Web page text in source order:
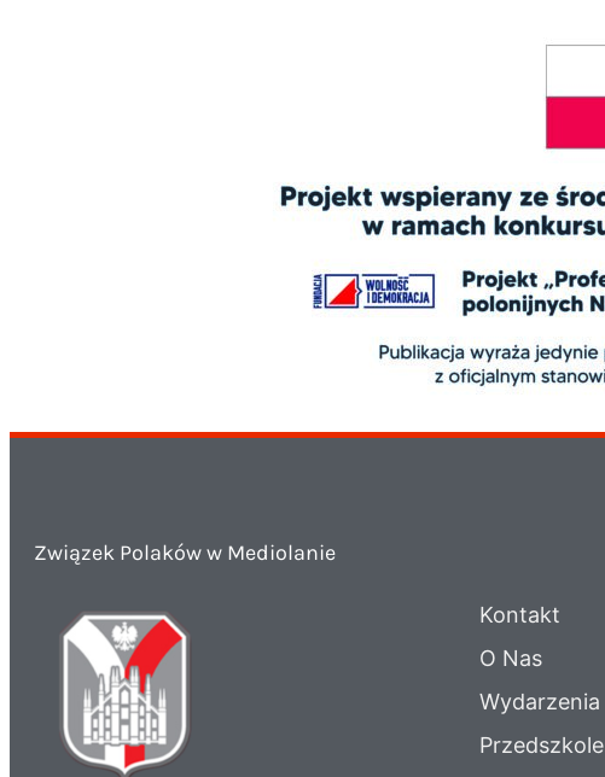
Związek Polaków w Mediolanie
Kontakt
O Nas
Wydarzenia
Przedszkole